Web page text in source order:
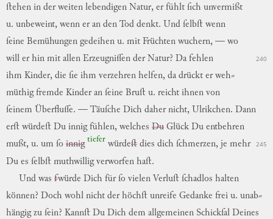
ſtehen in der weiten lebendigen Natur, er fühlt ſich unvermißt
u. unbeweint, wenn er an den Tod denkt. Und ſelbſt wenn
ſeine Bemühungen gedeihen u. mit Früchten wuchern, — wo
will er hin mit allen Erzeugniſſen der Natur? Da fehlen 240
ihm Kinder, die ſie ihm verzehren helfen, da drückt er weh⸗
müthig fremde Kinder an ſeine Bruſt u. reicht ihnen von
ſeinem Überfluſſe. — Täuſche Dich daher nicht, Ulrikchen. Dann
erſt würdeſt Du innig fühlen, welches Du Glück Du entbehren
mußt, u. um ſo innig tiefer würdeſt dies dich ſchmerzen, je mehr 245
Du es ſelbſt muthwillig verworfen haſt.
Und was fwürde Dich für ſo vielen Verluſt ſchadlos halten
können? Doch wohl nicht der höchſt unreife Gedanke frei u. unab⸗
hängigzu ſein? Kannſt Du Dich dem allgemeinen Schickſal Deines